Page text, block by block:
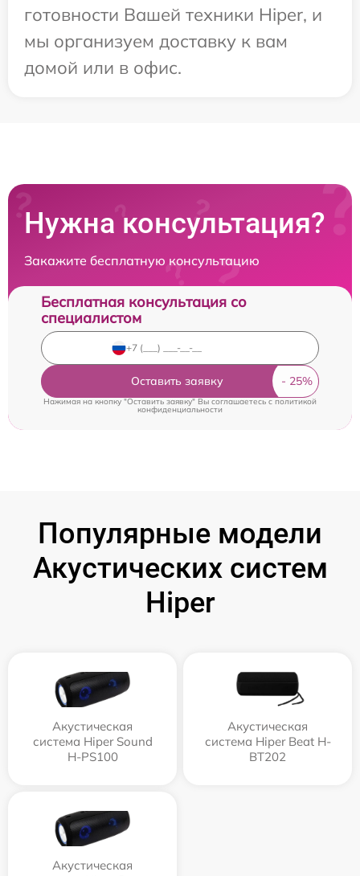
готовности Вашей техники Hiper, и
мы организуем доставку к вам
домой или в офис.
Нужна консультация?
Закажите бесплатную консультацию
Бесплатная консультация со
специалистом
Оставить заявку
Нажимая на кнопку "Оставить заявку" Вы соглашаетесь cполитикой
конфиденциальности
Популярные модели
Акустических систем
Hiper
Акустическая
система Hiper Sound
H-PS100
Акустическая
система Hiper Beat H-
BT202
Акустическая